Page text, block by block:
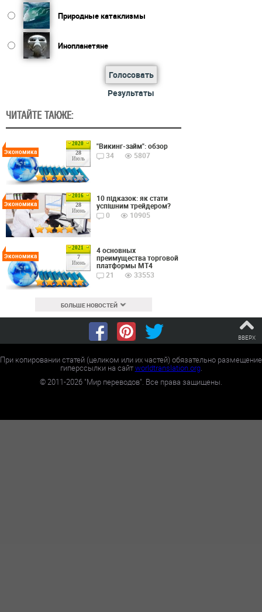
Природные катаклизмы
Инопланетяне
Голосовать
Результаты
ЧИТАЙТЕ ТАКЖЕ:
2020
28
Июль
Экономика
"Викинг-займ": обзор
34
5807
2016
28
Июнь
Экономика
10 підказок: як стати
успішним трейдером?
0
10905
2021
7
Июнь
Экономика
4 основных
преимущества торговой
платформы MT4
21
33553
БОЛЬШЕ НОВОСТЕЙ
ВВЕРХ
При копировании статей (целиком или их частей) обязательно размещение
гиперссылки на сайтworldtranslation.org.
©2011-2026 "Мир переводов". Все права защищены.